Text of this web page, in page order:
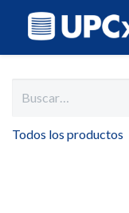
Todos los productos